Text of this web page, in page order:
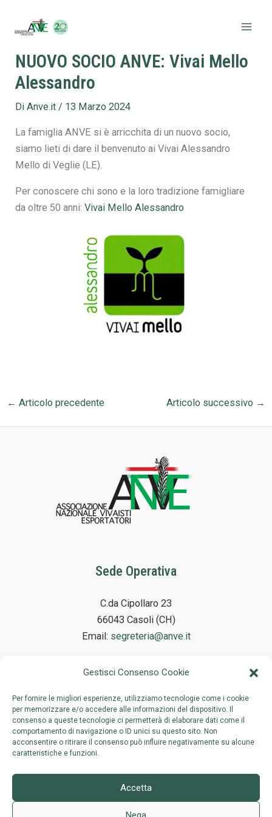
Gestisci Consenso Cookie
Per fornire le migliori esperienze, utilizziamo tecnologie come i cookie
per memorizzare e/o accedere alle informazioni del dispositivo. Il
consenso a queste tecnologie ci permetterà di elaborare dati come il
comportamento di navigazione o ID unici su questo sito. Non
acconsentire o ritirare il consenso può influire negativamente su alcune
caratteristiche e funzioni.
Accetta
NUOVO SOCIO ANVE: Vivai Mello
Alessandro
DiAnve.it/ 13 Marzo 2024
La famiglia ANVE si è arricchita di un nuovo socio,
siamo lieti di dare il benvenuto ai Vivai Alessandro
Mello di Veglie (LE).
Per conoscere chi sono e la loro tradizione famigliare
da oltre 50 anni:Vivai Mello Alessandro
articoli
← Articolo precedente Articolo successivo →
Sede Operativa
C.da Cipollaro 23
66043 Casoli (CH)
Email: segreteria@anve.it
Sede Legale
Via Adelaide Ristori 38
00197 Roma